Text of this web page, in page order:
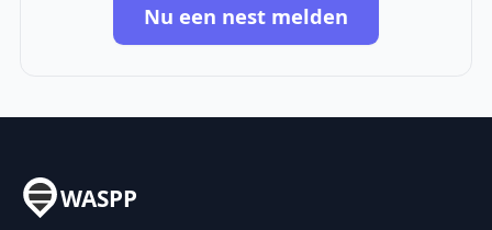
Nu een nest melden
WASPP